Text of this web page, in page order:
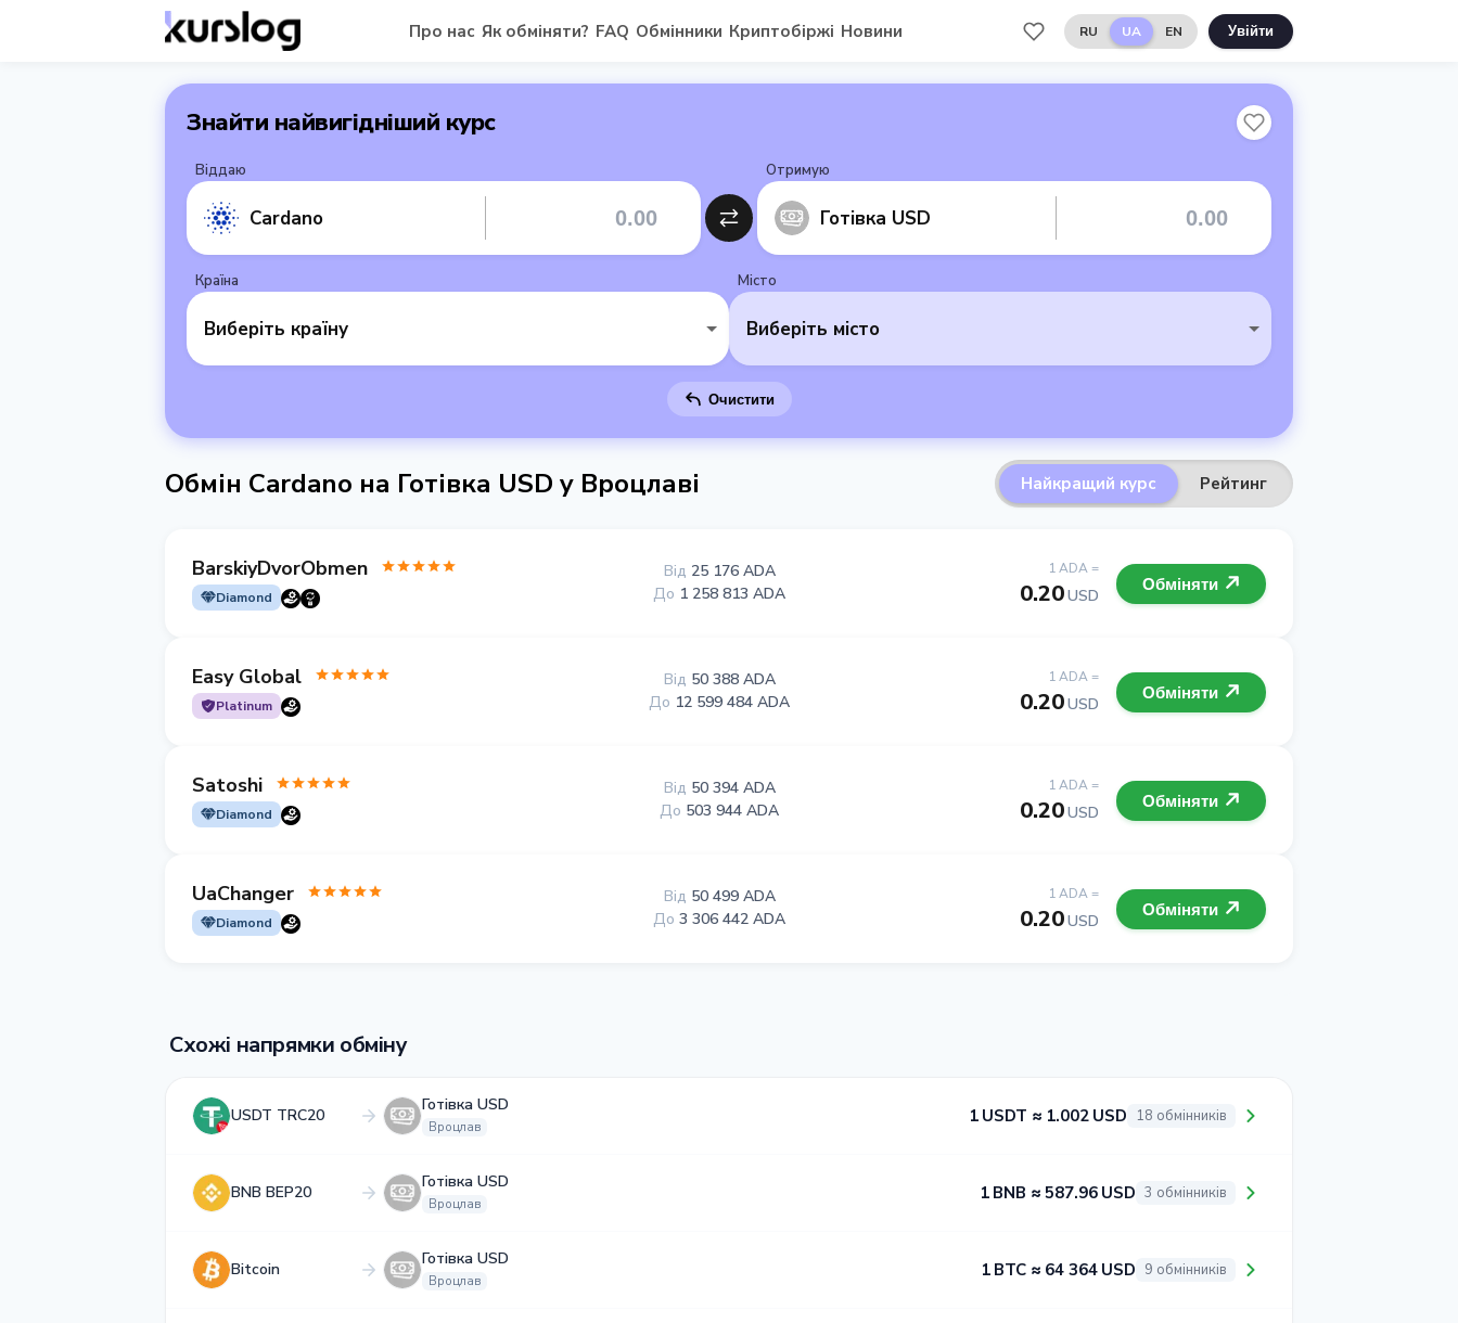
Про нас Як обміняти? FAQ Обмінники Криптобіржі Новини RU UA EN Увійти
Знайти найвигідніший курс
Віддаю
Cardano
Отримую
Готівка USD
Країна
Виберіть країну
Місто
Виберіть місто
Очистити
Обмін Cardano на Готівка USD у Вроцлаві Найкращий курс Рейтинг
BarskiyDvorObmen
Diamond
1 ADA =
0.20USD
Від 25 176 ADA
До 1 258 813 ADA Обміняти
Easy Global
Platinum
1 ADA =
0.20USD
Від 50 388 ADA
До 12 599 484 ADA Обміняти
Satoshi
Diamond
1 ADA =
0.20USD
Від 50 394 ADA
До 503 944 ADA Обміняти
UaChanger
Diamond
1 ADA =
0.20USD
Від 50 499 ADA
До 3 306 442 ADA Обміняти
Схожі напрямки обміну
USDT TRC20
Готівка USD
Вроцлав
1 USDT ≈ 1.002 USD 18 обмінників
BNB BEP20
Готівка USD
Вроцлав
1 BNB ≈ 587.96 USD 3 обмінників
Bitcoin
Готівка USD
Вроцлав
1 BTC ≈ 64 364 USD 9 обмінників